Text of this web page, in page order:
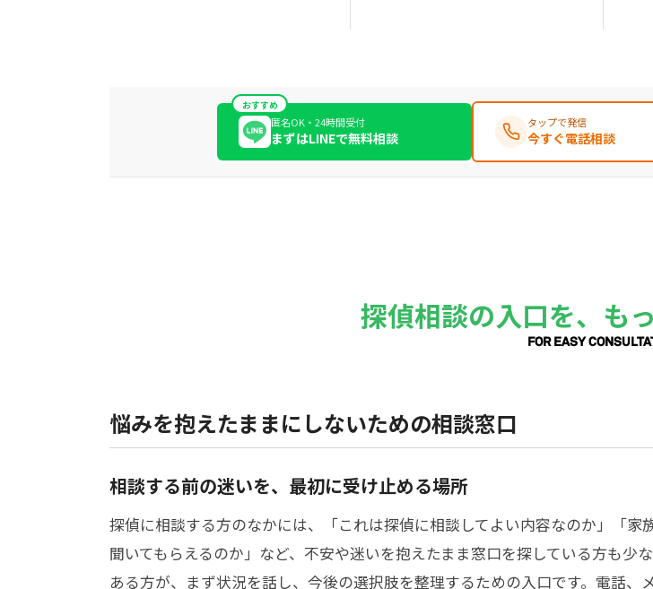
おすすめ
匿名OK・24時間受付
まずはLINEで無料相談
タップで発信
今すぐ電話相談
探偵相談の入口を、も
FOR EASY
悩みを抱えたままにしないための相談窓口
相談する前の迷いを、最初に受け止める場所
探偵に相談する方のなかには、「これは探偵に相談してよい内容なのか」「
聞いてもらえるのか」など、不安や迷いを抱えたまま窓口を探している方も
ある方が、まず状況を話し、今後の選択肢を整理するための入口です。電話